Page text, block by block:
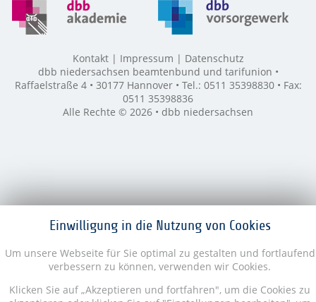
Einwilligung in die Nutzung von Cookies
Um unsere Webseite für Sie optimal zu gestalten und fortlaufend
verbessern zu können, verwenden wir Cookies.
Klicken Sie auf „Akzeptieren und fortfahren", um die Cookies zu
Kontakt Impressum
Datenschutz
dbb niedersachsen beamtenbund und tarifunion •
Raffaelstraße 4 • 30177 Hannover • Tel.: 0511 35398830 • Fax:
0511 35398836
Alle Rechte © 2026 • dbb niedersachsen